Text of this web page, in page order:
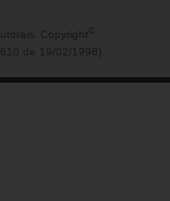
Copyright
de 19/02/1998)